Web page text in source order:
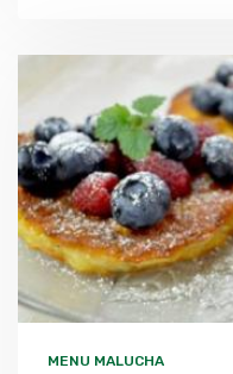
MENU MALUCHA